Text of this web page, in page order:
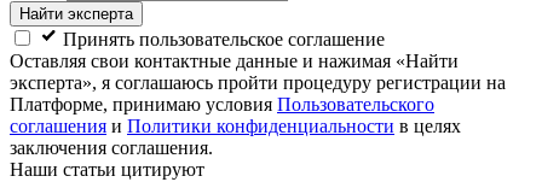
Найти эксперта
Принять пользовательское соглашение
Оставляя свои контактные данные и нажимая «Найти
эксперта», я соглашаюсь пройти процедуру регистрации на
Платформе, принимаю условия Пользовательского
соглашения и Политики конфиденциальности в целях
заключения соглашения.
Наши статьи цитируют